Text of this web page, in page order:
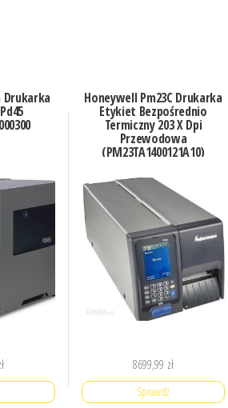
Drukarka Honeywell Pm23C Drukarka
Etykiet Bezpośrednio
Termiczny 203 X Dpi
Przewodowa
(PM23TA1400121A10)
8699,99 zł
Sprawdź